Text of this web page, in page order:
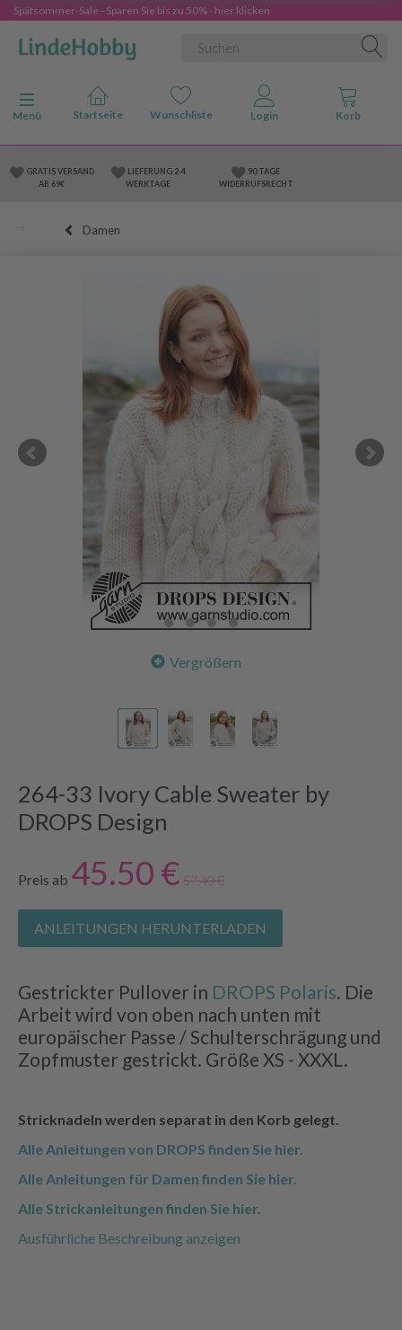
Spätsommer-Sale - Sparen Sie bis zu 50% - hier klicken
Anzeige ändern
Menü
GRATIS VERSAND
AB 69€
LIEFERUNG 2-4
WERKTAGE
90 TAGE
WIDERRUFSRECHT
Damen
Vergrößern
264-33 Ivory Cable Sweater by
DROPS Design
Preis ab 45.50 € 57.40 €
ANLEITUNGEN HERUNTERLADEN
Gestrickter Pullover in DROPS Polaris. Die
Arbeit wird von oben nach unten mit
europäischer Passe / Schulterschrägung und
Zopfmuster gestrickt. Größe XS - XXXL.
Stricknadeln werden separat in den Korb gelegt.
Alle Anleitungen von DROPS finden Sie hier.
Alle Anleitungen für Damen finden Sie hier.
Alle Strickanleitungen finden Sie hier.
Ausführliche Beschreibung anzeigen